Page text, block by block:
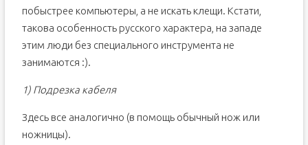
побыстрее компьютеры, а не искать клещи. Кстати,
такова особенность русского характера, на западе
этим люди без специального инструмента не
занимаются :).
1) Подрезка кабеля
Здесь все аналогично (в помощь обычный нож или
ножницы).